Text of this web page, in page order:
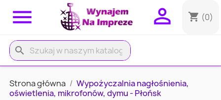
 shopping_cart (0)

search
Strona główna
Wypożyczalnia nagłośnienia,
oświetlenia, mikrofonów, dymu - Płońsk